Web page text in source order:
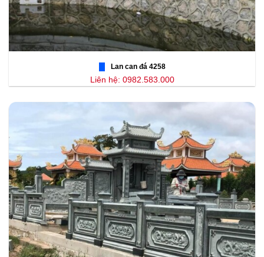
Lan can đá 4258
Liên hệ: 0982.583.000